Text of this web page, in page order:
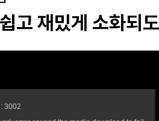
고 재밌게 소화되